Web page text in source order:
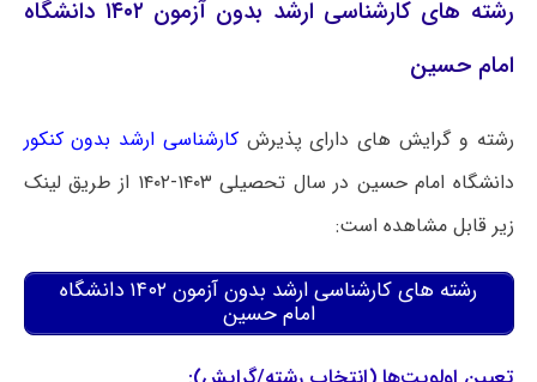
رشته های کارشناسی ارشد بدون آزمون ۱۴۰۲ دانشگاه
امام حسین
رشته و گرایش های دارای پذیرشکارشناسی ارشد بدون کنکور
دانشگاه امام حسین در سال تحصیلی ۱۴۰۳-۱۴۰۲ از طریق لینک
زیر قابل مشاهده است:
رشته های کارشناسی ارشد بدون آزمون ۱۴۰۲ دانشگاه
امام حسین